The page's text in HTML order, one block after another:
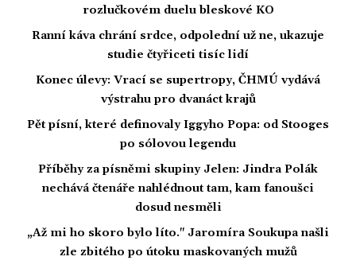
rozlučkovém duelu bleskové KO
Ranní káva chrání srdce, odpolední už ne, ukazuje
studie čtyřiceti tisíc lidí
Konec úlevy: Vrací se supertropy, ČHMÚ vydává
výstrahu pro dvanáct krajů
Pět písní, které definovaly Iggyho Popa: od Stooges
po sólovou legendu
Příběhy za písněmi skupiny Jelen: Jindra Polák
nechává čtenáře nahlédnout tam, kam fanoušci
dosud nesměli
„Až mi ho skoro bylo líto." Jaromíra Soukupa našli
zle zbitého po útoku maskovaných mužů